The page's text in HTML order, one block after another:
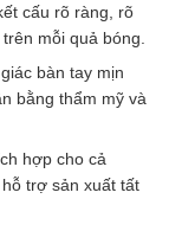
cấu rõ ràng, rõ
mỗi quả bóng.
bàn tay mịn
bằng thẩm mỹ và
hợp cho cả
trợ sản xuất tất